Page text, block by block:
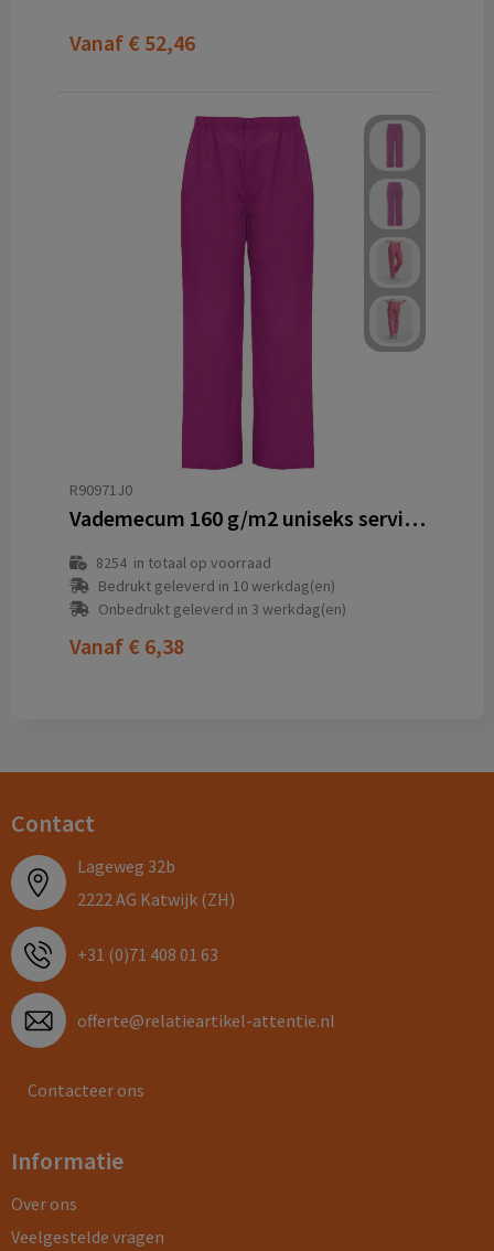
Vanaf € 52,46
R90971J0
Vademecum 160 g/m2 uniseks servicebroek
8254in totaal op voorraad
Bedrukt geleverd in 10 werkdag(en)
Onbedrukt geleverd in 3 werkdag(en)
Vanaf € 6,38
Contact
Lageweg 32b
2222 AG Katwijk (ZH)
+31 (0)71 408 01 63
offerte@relatieartikel-attentie.nl
Contacteer ons
Informatie
Over ons
Veelgestelde vragen